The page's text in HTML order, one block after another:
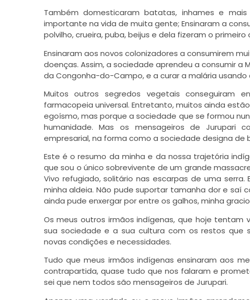
Também domesticaram batatas, inhames e
importante na vida de muita gente; Ensinaram a
polvilho, crueira, puba, beijus e dela fizeram o
Ensinaram aos novos colonizadores a consumirem
doenças. Assim, a sociedade aprendeu a consumir a
da Congonha-do-Campo, e a curar a malária usando
Muitos outros segredos vegetais conseguiram
farmacopeia universal. Entretanto, muitos ainda
egoísmo, mas porque a sociedade que se formou
humanidade. Mas os mensageiros de Jurupari
empresarial, na forma como a sociedade designa de
Este é o resumo da minha e da nossa trajetória
que sou o único sobrevivente de um grande
Vivo refugiado, solitário nas escarpas de uma
minha aldeia. Não pude suportar tamanha dor e saí
ainda pude enxergar por entre os galhos, minha
Os meus outros irmãos indígenas, que hoje
sua sociedade e a sua cultura com os restos
novas condições e necessidades.
Tudo que meus irmãos indígenas ensinaram aos
contrapartida, quase tudo que nos falaram e
sei que nem todos são mensageiros de Jurupari.